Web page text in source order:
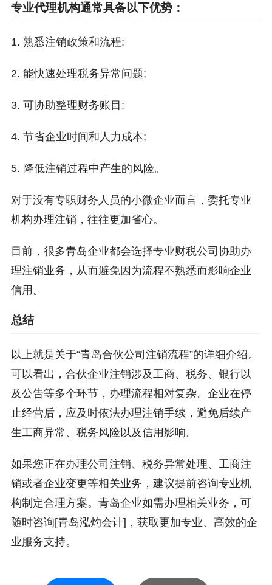
专业代理机构通常具备以下优势：
1. 熟悉注销政策和流程;
2. 能快速处理税务异常问题;
3. 可协助整理财务账目;
4. 节省企业时间和人力成本;
5. 降低注销过程中产生的风险。
对于没有专职财务人员的小微企业而言，委托专业
机构办理注销，往往更加省心。
目前，很多青岛企业都会选择专业财税公司协助办
理注销业务，从而避免因为流程不熟悉而影响企业
信用。
总结
以上就是关于“青岛合伙公司注销流程”的详细介绍。
可以看出，合伙企业注销涉及工商、税务、银行以
及公告等多个环节，办理流程相对复杂。企业在停
止经营后，应及时依法办理注销手续，避免后续产
生工商异常、税务风险以及信用影响。
如果您正在办理公司注销、税务异常处理、工商注
销或者企业变更等相关业务，建议提前咨询专业机
构制定合理方案。青岛企业如需办理相关业务，可
随时咨询[青岛泓灼会计]，获取更加专业、高效的企
业服务支持。